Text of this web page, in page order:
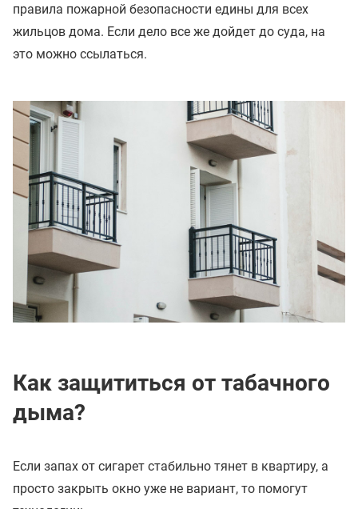
правила пожарной безопасности едины для всех
жильцов дома. Если дело все же дойдет до суда, на
это можно ссылаться.
Как защититься от табачного
дыма?
Если запах от сигарет стабильно тянет в квартиру, а
просто закрыть окно уже не вариант, то помогут